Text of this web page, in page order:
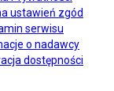
ustawień zgód
serwisu
o nadawcy
dostępności